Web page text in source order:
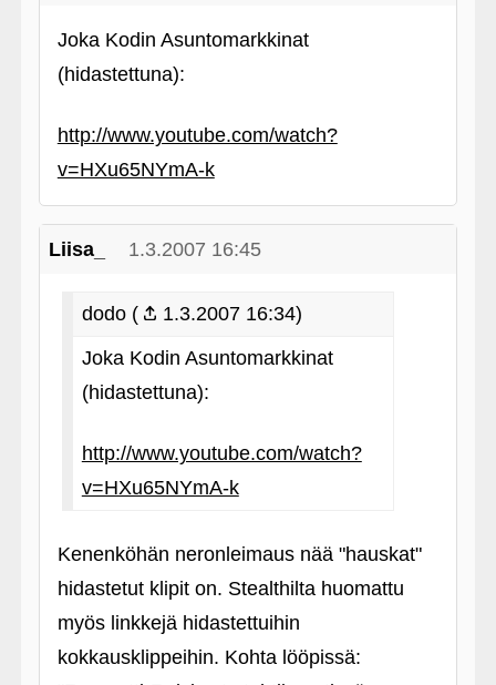
Joka Kodin Asuntomarkkinat
(hidastettuna):
http://www.youtube.com/watch?
v=HXu65NYmA-k
Liisa_ 1.3.2007 16:45
dodo (
1.3.2007 16:34)
Joka Kodin Asuntomarkkinat
(hidastettuna):
http://www.youtube.com/watch?
v=HXu65NYmA-k
Kenenköhän neronleimaus nää "hauskat"
hidastetut klipit on. Stealthilta huomattu
myös linkkejä hidastettuihin
kokkausklippeihin. Kohta lööpissä: